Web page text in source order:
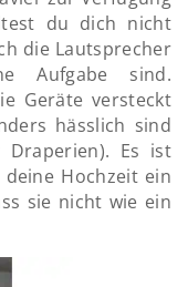
du dich nicht
die Lautsprecher
Aufgabe sind.
Geräte versteckt
hässlich sind
Es ist
Hochzeit ein
sie nicht wie ein